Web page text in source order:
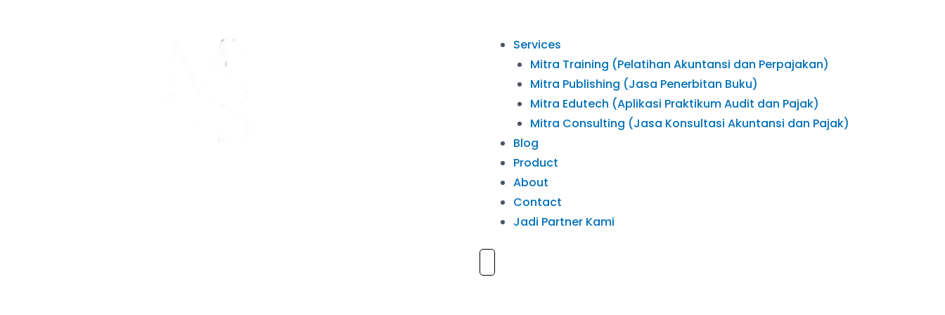
Services
Mitra Training (Pelatihan Akuntansi dan Perpajakan)
Mitra Publishing (Jasa Penerbitan Buku)
Mitra Edutech (Aplikasi Praktikum Audit dan Pajak)
Mitra Consulting (Jasa Konsultasi Akuntansi dan Pajak)
Blog
Product
About
Contact
Jadi Partner Kami